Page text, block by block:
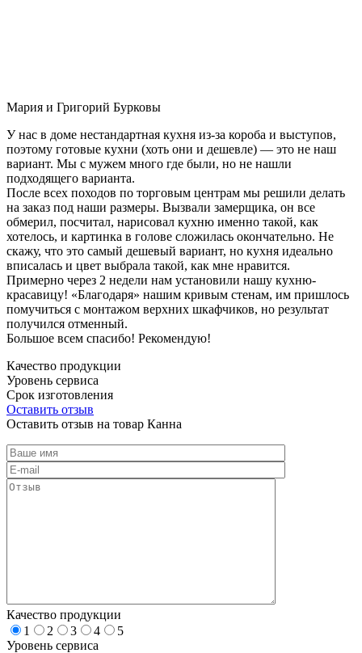
Мария и Григорий Бурковы
У нас в доме нестандартная кухня из-за короба и выступов,
поэтому готовые кухни (хоть они и дешевле) — это не наш
вариант. Мы с мужем много где были, но не нашли
подходящего варианта.
После всех походов по торговым центрам мы решили делать
на заказ под наши размеры. Вызвали замерщика, он все
обмерил, посчитал, нарисовал кухню именно такой, как
хотелось, и картинка в голове сложилась окончательно. Не
скажу, что это самый дешевый вариант, но кухня идеально
вписалась и цвет выбрала такой, как мне нравится.
Примерно через 2 недели нам установили нашу кухню-
красавицу! «Благодаря» нашим кривым стенам, им пришлось
помучиться с монтажом верхних шкафчиков, но результат
получился отменный.
Большое всем спасибо! Рекомендую!
Качество продукции
Уровень сервиса
Срок изготовления
Оставить отзыв
Оставить отзыв на товар Канна
Качество продукции
1
2 3 4
5
Уровень сервиса